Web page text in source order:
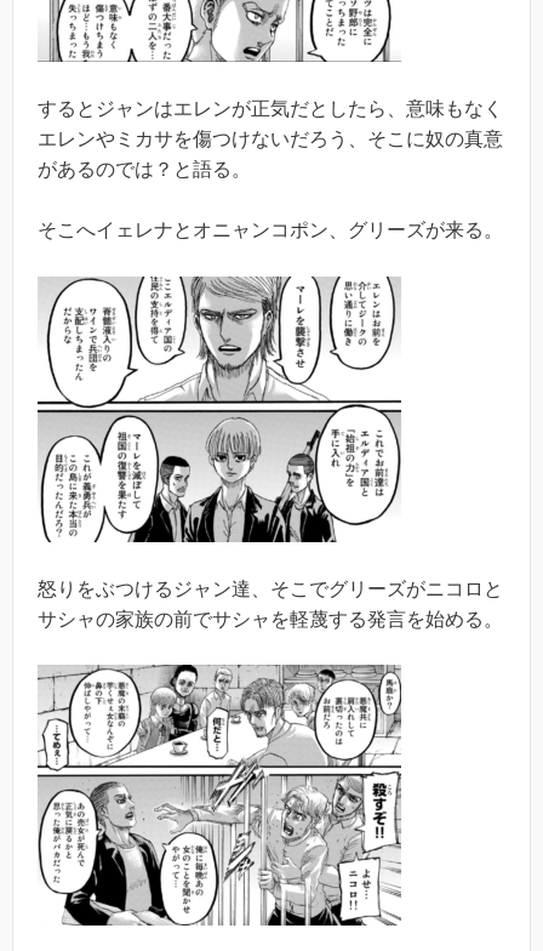
するとジャンはエレンが正気だとしたら、意味もなく
エレンやミカサを傷つけないだろう、そこに奴の真意
があるのでは？と語る。
そこへイェレナとオニャンコポン、グリーズが来る。
怒りをぶつけるジャン達、そこでグリーズがニコロと
サシャの家族の前でサシャを軽蔑する発言を始める。